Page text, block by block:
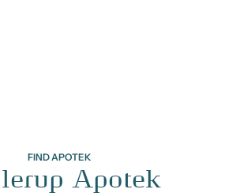
FIND APOTEK
Apotek